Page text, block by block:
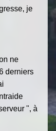
je
ne
derniers
", à